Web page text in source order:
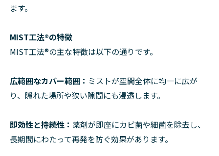
ます。
MIST工法®の特徴
MIST工法®の主な特徴は以下の通りです。
広範囲なカバー範囲： ミストが空間全体に均一に広が
り、隠れた場所や狭い隙間にも浸透します。
即効性と持続性： 薬剤が即座にカビ菌や細菌を除去し、
長期間にわたって再発を防ぐ効果があります。